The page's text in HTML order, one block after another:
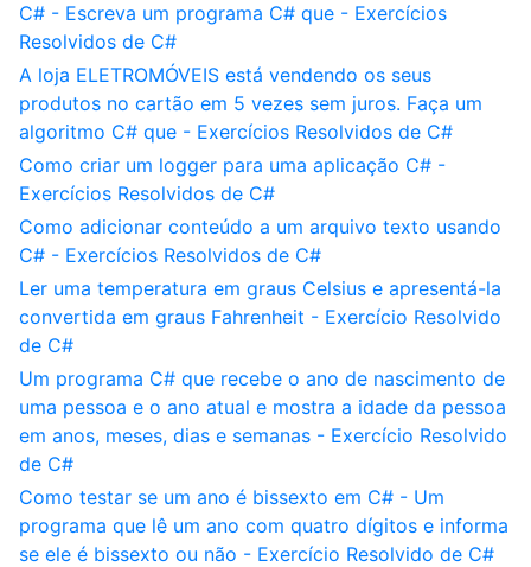
C# - Escreva um programa C# que - Exercícios
Resolvidos de C#
A loja ELETROMÓVEIS está vendendo os seus
produtos no cartão em 5 vezes sem juros. Faça um
algoritmo C# que - Exercícios Resolvidos de C#
Como criar um logger para uma aplicação C# -
Exercícios Resolvidos de C#
Como adicionar conteúdo a um arquivo texto usando
C# - Exercícios Resolvidos de C#
Ler uma temperatura em graus Celsius e apresentá-la
convertida em graus Fahrenheit - Exercício Resolvido
de C#
Um programa C# que recebe o ano de nascimento de
uma pessoa e o ano atual e mostra a idade da pessoa
em anos, meses, dias e semanas - Exercício Resolvido
de C#
Como testar se um ano é bissexto em C# - Um
programa que lê um ano com quatro dígitos e informa
se ele é bissexto ou não - Exercício Resolvido de C#